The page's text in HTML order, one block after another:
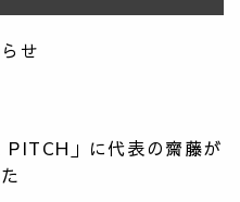
せ
PITCH」に代表の齋藤が